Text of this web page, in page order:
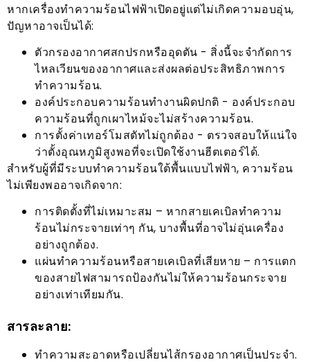
หากเครื่องทำความร้อนไฟฟ้าเปิดอยู่แต่ไม่เกิดความอบอุ่น,
ปัญหาอาจเป็นได้:
ตัวกรองอากาศสกปรกหรืออุดตัน - สิ่งนี้จะจำกัดการ
ไหลเวียนของอากาศและส่งผลต่อประสิทธิภาพการ
ทำความร้อน.
องค์ประกอบความร้อนทำงานผิดปกติ - องค์ประกอบ
ความร้อนที่ถูกเผาไหม้จะไม่สร้างความร้อน.
การตั้งค่าเทอร์โมสตัทไม่ถูกต้อง - ตรวจสอบให้แน่ใจ
ว่าตั้งอุณหภูมิสูงพอที่จะเปิดใช้งานฮีตเตอร์ได้.
สำหรับผู้ที่มีระบบทำความร้อนใต้พื้นแบบไฟฟ้า, ความร้อน
ไม่เพียงพออาจเกิดจาก:
การติดตั้งที่ไม่เหมาะสม – หากสายเคเบิลทำความ
ร้อนไม่กระจายเท่าๆ กัน, บางพื้นที่อาจไม่อุ่นเครื่อง
อย่างถูกต้อง.
แผ่นทำความร้อนหรือสายเคเบิลที่เสียหาย – การแตก
ของสายไฟสามารถป้องกันไม่ให้ความร้อนกระจาย
อย่างเท่าเทียมกัน.
สารละลาย:
ทำความสะอาดหรือเปลี่ยนไส้กรองอากาศเป็นประจำ.